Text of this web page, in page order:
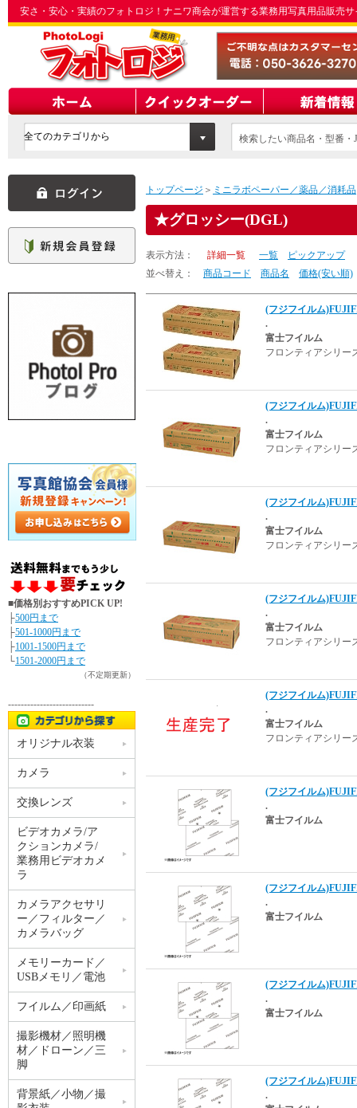
安さ・安心・実績のフォトロジ！ナニワ商会が運営する業務用写真用品販売
検索したい商品名・型番
トップページ ＞ ミニラボペーパー／薬品／消耗品
グロッシー(DGL)
表示方法： 詳細一覧 一覧
ピックアップ
並べ替え：
商品コード 商品名 価格(安い順)
(フジフイルム
.
富士フイルム
フロンティアシリー
(フジフイルム
.
富士フイルム
フロンティアシリー
(フジフイルム
.
富士フイルム
フロンティアシリー
(フジフイルム
.
富士フイルム
フロンティアシリー
(フジフイルム
.
富士フイルム
フロンティアシリー
(フジフイルム
.
富士フイルム
(フジフイルム
.
富士フイルム
(フジフイルム
.
富士フイルム
(フジフイルム
.
■価格別おすすめPICK UP!
├500円まで
├501-1000円まで
├1001-1500円まで
└1501-2000円まで
（不定期更新）
---------------------------
オリジナル衣装
カメラ
交換レンズ
ビデオカメラ/ア
クションカメラ/
業務用ビデオカメ
ラ
カメラアクセサリ
ー／フィルター／
カメラバッグ
メモリーカード／
USBメモリ／電池
フイルム／印画紙
撮影機材／照明機
材／ドローン／三
脚
背景紙／小物／撮